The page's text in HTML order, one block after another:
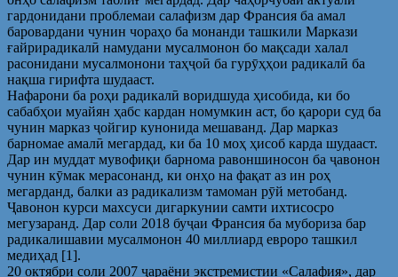
гардонидани проблемаи салафизм дар Франсия ба амал
баровардани чунин чораҳо ба монанди ташкили Маркази
ғайрирадикалӣ намудани мусалмонон бо мақсади халал
расонидани мусалмонони таҳҷоӣ ба гурӯҳҳои радикалӣ ба
нақша гирифта шудааст.
Нафарони ба роҳи радикалӣ воридшуда ҳисобида, ки бо
сабабҳои муайян ҳабс кардан номумкин аст, бо қарори суд ба
чунин марказ ҷойгир кунонида мешаванд. Дар марказ
барномае амалӣ мегардад, ки ба 10 моҳ ҳисоб карда шудааст.
Дар ин муддат мувофиқи барнома равоншиносон ба ҷавонон
чунин кӯмак мерасонанд, ки онҳо на фақат аз ин роҳ
мегарданд, балки аз радикализм тамоман рӯй метобанд.
Ҷавонон курси махсуси дигаркунии самти ихтисосро
мегузаранд. Дар соли 2018 буҷаи Франсия ба мубориза бар
радикалишавии мусалмонон 40 миллиард евроро ташкил
медиҳад [1].
20 октябри соли 2007 ҷараёни экстремистии «Салафия», дар